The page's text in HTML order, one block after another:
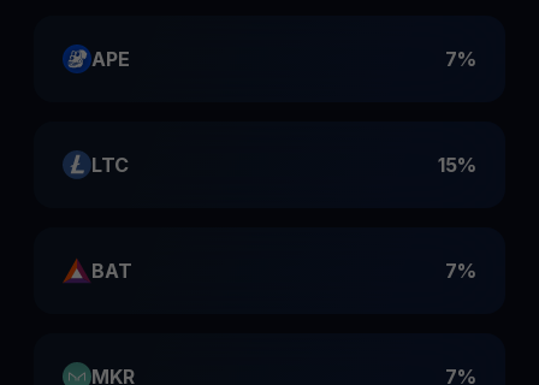
APE 7%
LTC 15%
BAT 7%
MKR 7%